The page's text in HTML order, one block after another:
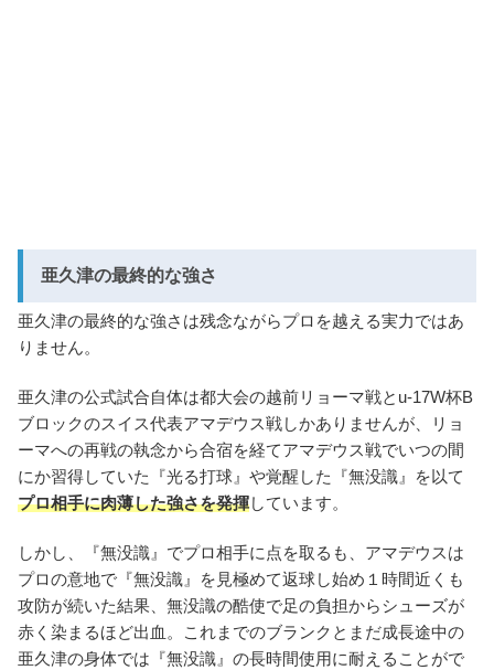
亜久津の最終的な強さ
亜久津の最終的な強さは残念ながらプロを越える実力ではあ
りません。
亜久津の公式試合自体は都大会の越前リョーマ戦とu-17W杯B
ブロックのスイス代表アマデウス戦しかありませんが、リョ
ーマへの再戦の執念から合宿を経てアマデウス戦でいつの間
にか習得していた『光る打球』や覚醒した『無没識』を以て
プロ相手に肉薄した強さを発揮しています。
しかし、『無没識』でプロ相手に点を取るも、アマデウスは
プロの意地で『無没識』を見極めて返球し始め１時間近くも
攻防が続いた結果、無没識の酷使で足の負担からシューズが
赤く染まるほど出血。これまでのブランクとまだ成長途中の
亜久津の身体では『無没識』の長時間使用に耐えることがで